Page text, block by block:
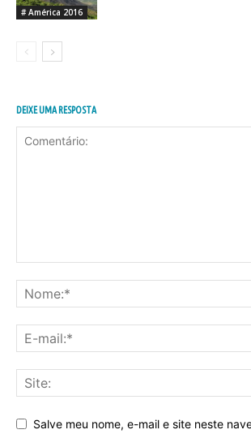
# América 2016
DEIXE UMA RESPOSTA
Salve meu nome, e-mail e site neste